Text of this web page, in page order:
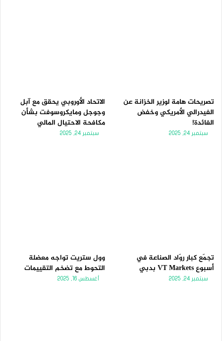
تصريحات هامة لوزير الخزانة عن
الفيدرالي الأمريكي وخفض
الفائدة!
سبتمبر 24, 2025
الاتحاد الأوروبي يحقق مع آبل
وجوجل ومايكروسوفت بشأن
مكافحة الاحتيال المالي
سبتمبر 24, 2025
تجمّع كبار روّاد الصناعة في
أسبوع VT Markets بدبي
سبتمبر 24, 2025
وول ستريت تواجه معضلة
التحوط مع تضخم التقييمات
أغسطس 16, 2025